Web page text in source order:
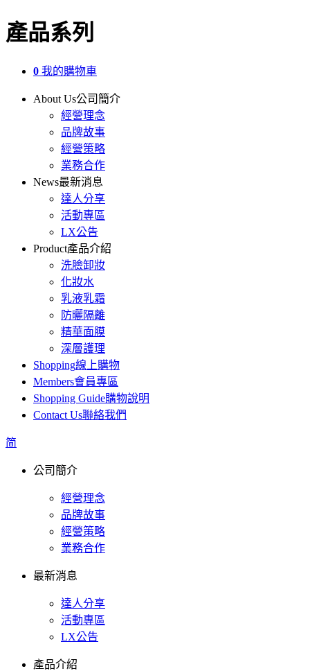
產品系列
0 我的購物車
About Us公司簡介
經營理念
品牌故事
經營策略
業務合作
News最新消息
達人分享
活動專區
LX公告
Product產品介紹
洗臉卸妝
化妝水
乳液乳霜
防曬隔離
精華面膜
深層護理
Shopping線上購物
Members會員專區
Shopping Guide購物說明
Contact Us聯絡我們
简
公司簡介
經營理念
品牌故事
經營策略
業務合作
最新消息
達人分享
活動專區
LX公告
產品介紹